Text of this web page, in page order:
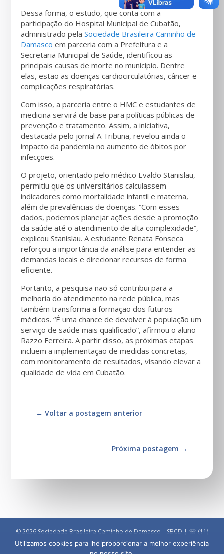
Dessa forma, o estudo, que conta com a
participação do Hospital Municipal de Cubatão,
administrado pelaSociedade Brasileira Caminho de
Damasco em parceria com a Prefeitura e a
Secretaria Municipal de Saúde, identificou as
principais causas de morte no município. Dentre
elas, estão as doenças cardiocirculatórias, câncer e
complicações respiratórias.
Com isso, a parceria entre o HMC e estudantes de
medicina servirá de base para políticas públicas de
prevenção e tratamento. Assim, a iniciativa,
destacada pelo jornal A Tribuna, revelou ainda o
impacto da pandemia no aumento de óbitos por
infecções.
O projeto, orientado pelo médico Evaldo Stanislau,
permitiu que os universitários calculassem
indicadores como mortalidade infantil e materna,
além de prevalências de doenças. “Com esses
dados, podemos planejar ações desde a promoção
da saúde até o atendimento de alta complexidade”,
explicou Stanislau. A estudante Renata Fonseca
reforçou a importância da análise para entender as
demandas locais e direcionar recursos de forma
eficiente.
Portanto, a pesquisa não só contribui para a
melhoria do atendimento na rede pública, mas
também transforma a formação dos futuros
médicos. “É uma chance de devolver à população um
serviço de saúde mais qualificado”, afirmou o aluno
Razzo Ferreira. A partir disso, as próximas etapas
incluem a implementação de medidas concretas,
com monitoramento de resultados, visando elevar a
qualidade de vida em Cubatão.
←Voltar a postagem anterior
Próxima postagem →
© 2026 Sociedade Brasileira Caminho de Damasco – SBCD | ☏ (11)
5090 3030
Utilizamos cookies para lhe proporcionar a melhor experiência